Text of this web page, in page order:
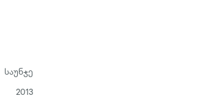
საუნჯე
2013